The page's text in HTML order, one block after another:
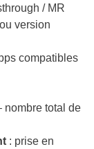
/ MR
version
compatibles
nombre total de
: prise en